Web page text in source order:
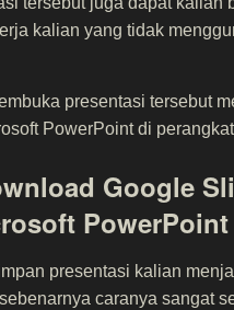
kalian yang tidak
presentasi tersebut
PowerPoint di
Google
PowerPoint
presentasi kalian
caranya sangat